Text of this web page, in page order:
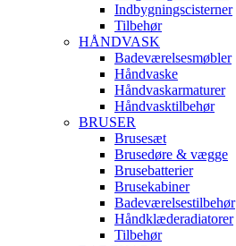
Indbygningscisterner
Tilbehør
HÅNDVASK
Badeværelsesmøbler
Håndvaske
Håndvaskarmaturer
Håndvasktilbehør
BRUSER
Brusesæt
Brusedøre & vægge
Brusebatterier
Brusekabiner
Badeværelsestilbehør
Håndklæderadiatorer
Tilbehør